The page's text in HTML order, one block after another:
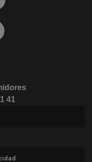
ventana nueva)
(abre en ventana nueva)
al Blog (abre en ventana
en ventana nueva)
41